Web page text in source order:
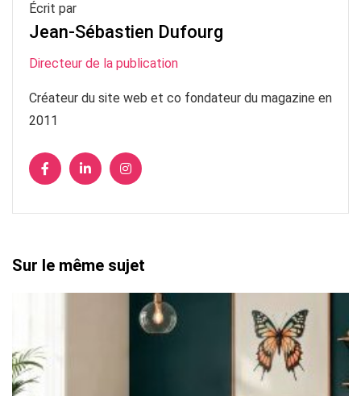
Écrit par
Jean-Sébastien Dufourg
Directeur de la publication
Créateur du site web et co fondateur du magazine en
2011
Sur le même sujet